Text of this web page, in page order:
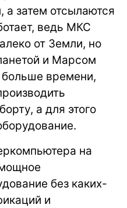
затем отсылаются
ведь МКС
от Земли, но
и Марсом
больше времени,
а для этого
на
без каких-
и